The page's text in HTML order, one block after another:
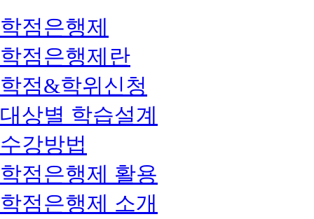
학점은행제
학점은행제란
학점&학위신청
대상별 학습설계
수강방법
학점은행제 활용
학점은행제 소개